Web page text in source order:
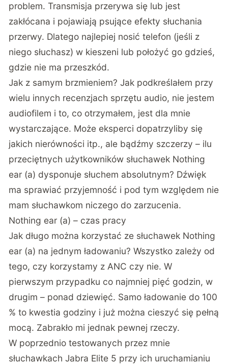
problem. Transmisja przerywa się lub jest
zakłócana i pojawiają psujące efekty słuchania
przerwy. Dlatego najlepiej nosić telefon (jeśli z
niego słuchasz) w kieszeni lub położyć go gdzieś,
gdzie nie ma przeszkód.
Jak z samym brzmieniem? Jak podkreślałem przy
wielu innych recenzjach sprzętu audio, nie jestem
audiofilem i to, co otrzymałem, jest dla mnie
wystarczające. Może eksperci dopatrzyliby się
jakich nierówności itp., ale bądźmy szczerzy – ilu
przeciętnych użytkowników słuchawek Nothing
ear (a) dysponuje słuchem absolutnym? Dźwięk
ma sprawiać przyjemność i pod tym względem nie
mam słuchawkom niczego do zarzucenia.
Nothing ear (a) – czas pracy
Jak długo można korzystać ze słuchawek Nothing
ear (a) na jednym ładowaniu? Wszystko zależy od
tego, czy korzystamy z ANC czy nie. W
pierwszym przypadku co najmniej pięć godzin, w
drugim – ponad dziewięć. Samo ładowanie do 100
% to kwestia godziny i już można cieszyć się pełną
mocą. Zabrakło mi jednak pewnej rzeczy.
W poprzednio testowanych przez mnie
słuchawkachJabra Elite 5 przy ich uruchamianiu